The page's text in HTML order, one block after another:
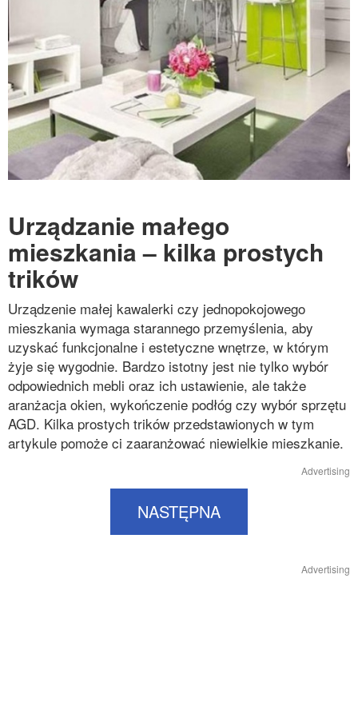
Urządzanie małego
mieszkania – kilka prostych
trików
Urządzenie małej kawalerki czy jednopokojowego
mieszkania wymaga starannego przemyślenia, aby
uzyskać funkcjonalne i estetyczne wnętrze, w którym
żyje się wygodnie. Bardzo istotny jest nie tylko wybór
odpowiednich mebli oraz ich ustawienie, ale także
aranżacja okien, wykończenie podłóg czy wybór sprzętu
AGD. Kilka prostych trików przedstawionych w tym
artykule pomoże ci zaaranżować niewielkie mieszkanie.
Advertising
NASTĘPNA
Advertising